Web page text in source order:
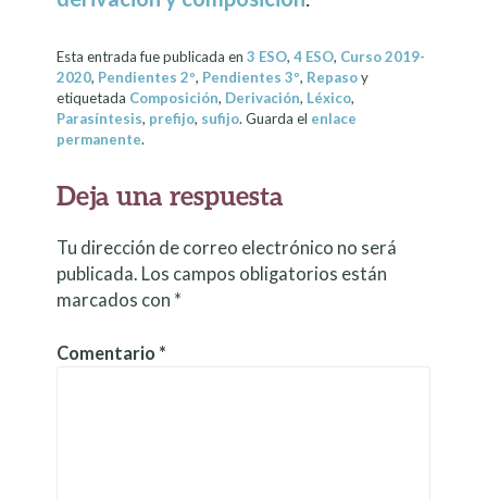
Esta entrada fue publicada en3 ESO,4 ESO, Curso 2019-
2020, Pendientes 2º, Pendientes 3º, Repasoy
etiquetada Composición, Derivación, Léxico,
Parasíntesis, prefijo, sufijo. Guarda el enlace
permanente.
Deja una respuesta
Tu dirección de correo electrónico no será
publicada. Los campos obligatorios están
marcados con *
Comentario *